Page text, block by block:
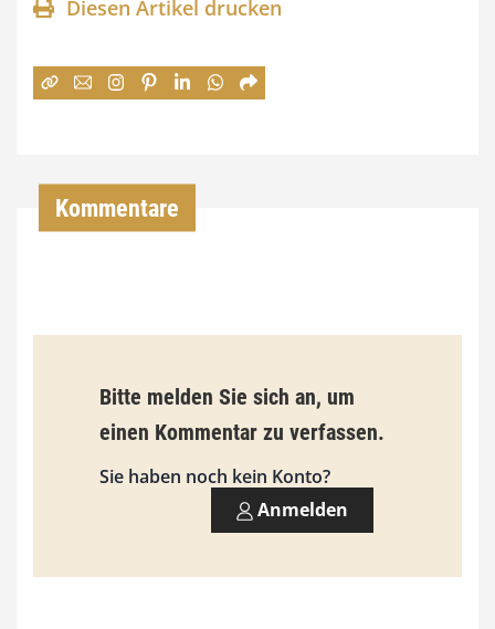
n
:
€
i
s
9
0
Diesen Artikel drucken
Kommentare
Bitte melden Sie sich an, um
einen Kommentar zu verfassen.
Sie haben noch kein Konto?
Anmelden